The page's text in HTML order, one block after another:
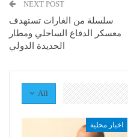
NEXT POST
سلسلة من الغارات تستهدف
معسكر الدفاع الساحلي ومطار
الحديدة الدولي
All
اخبار محلية